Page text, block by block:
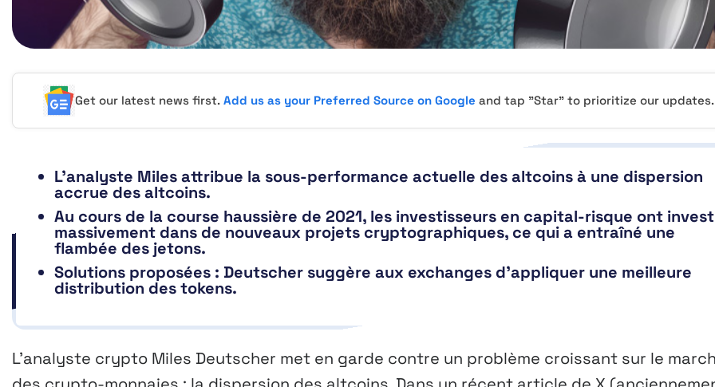
Get our latest news first.Add us as your Preferred Source on Google and tap "Star" to prioritize our updates.
L’analyste Miles attribue la sous-performance actuelle des altcoins à une dispersion
accrue des altcoins.
Au cours de la course haussière de 2021, les investisseurs en capital-risque ont
massivement dans de nouveaux projets cryptographiques, ce qui a entraîné une
flambée des jetons.
Solutions proposées : Deutscher suggère aux exchanges d’appliquer une meilleure
distribution des tokens.
L’analyste crypto Miles Deutscher met en garde contre un problème croissant sur le